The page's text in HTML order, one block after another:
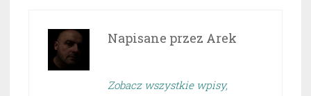
Napisane przez Arek
Zobacz wszystkie wpisy,